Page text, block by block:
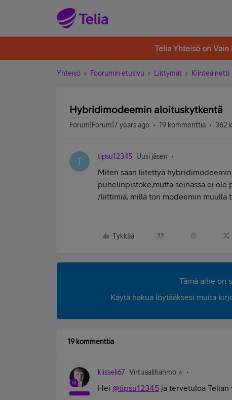
Telia Yhteisö on
Yhteisö Foorumin etusivu Liittymät Kiinteä netti
Hybridimodeemin aloituskytkentä
Forum|Forum|7 years ago 19 kommenttia 362
T tipsu12345 Uusi jäsen
Miten saan liitettyä
puhelinpistoke,mutta seinässä ei
/liittimiä, millä ton modeemin muulla
Tykkää
Tämä aihe on
Käytä hakua löytääksesi muita
19 kommenttia
kiisseli67 Virtuaalihahmo ⭐️
Hei @tipsu12345 ja tervetuloa Telian